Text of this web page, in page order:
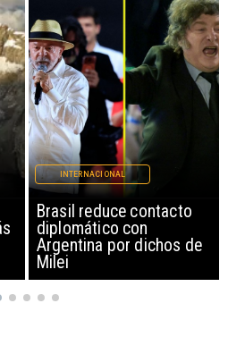
China restringe
exportación de drones a
EEUU y sanciona
empresas
INTERNACIONAL